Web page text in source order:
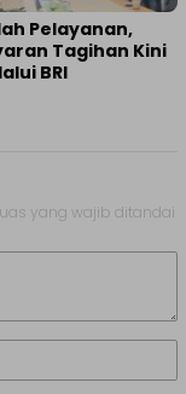
Pelayanan,
Tagihan Kini
BRI
yang wajib ditandai